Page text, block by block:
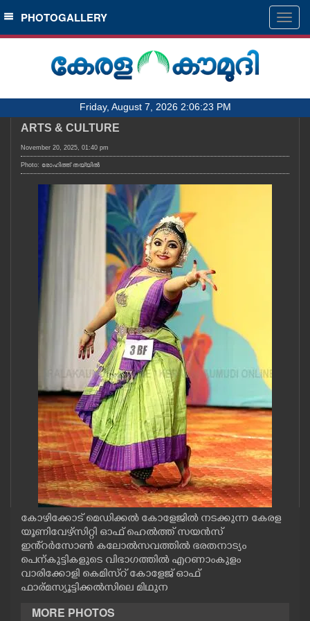
SECTIONS
HOME
NOTIFIED NEWS
KERALA
OPINION
PHOTOS
LIFESTYLE
SPIRITUAL
INFO+
PHOTOGALLERY
Friday, August 7, 2026 2:06:23 PM
ARTS & CULTURE
November 20, 2025, 01:40 pm
Photo: രോഹിത്ത് തയ്യിൽ
കോഴിക്കോട് മെഡിക്കൽ കോളേജിൽ നടക്കുന്ന കേരള
യൂണിവേഴ്സിറ്റി ഓഫ് ഹെൽത്ത് സയൻസ്
ഇൻ്റർസോൺ കലോൽസവത്തിൽ ഭരതനാട്യം
പെന്കുട്ടികളുടെ വിഭാഗത്തിൽ എറണാംകുളം
വാരിക്കോളി കെമിസ്റ് കോളേജ് ഓഫ്
ഫാര്മസ്യൂട്ടിക്കൽസിലെ മിഥുന
MORE PHOTOS